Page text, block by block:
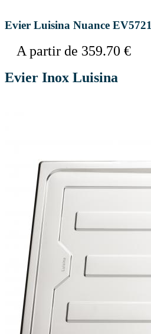
Evier Luisina Nuance EV5721
A partir de 359.70 €
Evier Inox Luisina